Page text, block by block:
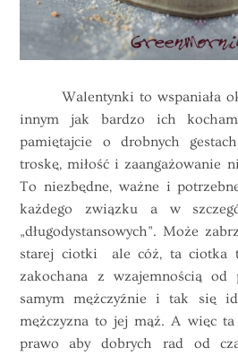
Walentynki to wspaniała
innym jak bardzo ich
pamiętajcie o drobnych
troskę, miłość i zaangażowanie
To niezbędne, ważne i
każdego związku a w
„długodystansowych”. Może
starej ciotki ale cóż, ta ciotka
zakochana z wzajemnością
samym mężczyźnie i tak się
mężczyzna to jej mąż. A więc
prawo aby dobrych rad od